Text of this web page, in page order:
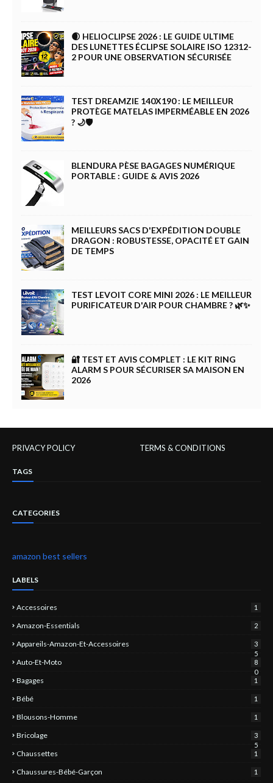
🌒 HELIOCLIPSE 2026 : LE GUIDE ULTIME
DES LUNETTES ÉCLIPSE SOLAIRE ISO 12312-
2 POUR UNE OBSERVATION SÉCURISÉE
TEST DREAMZIE 140X190 : LE MEILLEUR
PROTÈGE MATELAS IMPERMÉABLE EN 2026
? 🌙🛡️
BLENDURA PÈSE BAGAGES NUMÉRIQUE
PORTABLE : GUIDE & AVIS 2026
MEILLEURS SACS D'EXPÉDITION DOUBLE
DRAGON : ROBUSTESSE, OPACITÉ ET GAIN
DE TEMPS
TEST LEVOIT CORE MINI 2026 : LE MEILLEUR
PURIFICATEUR D'AIR POUR CHAMBRE ? 🌿✨
🔐 TEST ET AVIS COMPLET : LE KIT RING
ALARM S POUR SÉCURISER SA MAISON EN
2026
PRIVACY POLICY TERMS & CONDITIONS
TAGS
CATEGORIES
amazon best sellers
LABELS
Accessoires 1
Amazon-Essentials 2
Appareils-Amazon-Et-Accessoires
3
5
Auto-Et-Moto
8
0
Bagages 1
Bébé 1
Blousons-Homme 1
Bricolage
3
5
Chaussettes 1
Chaussures-Bébé-Garçon 1